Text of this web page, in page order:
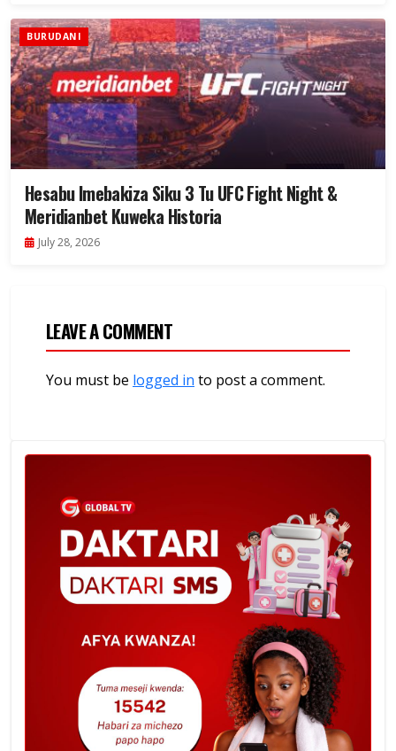
BURUDANI
Hesabu Imebakiza Siku 3 Tu UFC Fight Night &
Meridianbet Kuweka Historia
July 28, 2026
LEAVE A COMMENT
You must be logged in to post a comment.